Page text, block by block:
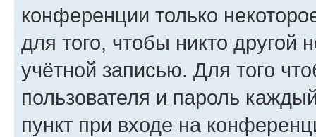
конференции только
для того, чтобы никто другой
учётной записью. Для того
пользователя и пароль
пункт при входе на